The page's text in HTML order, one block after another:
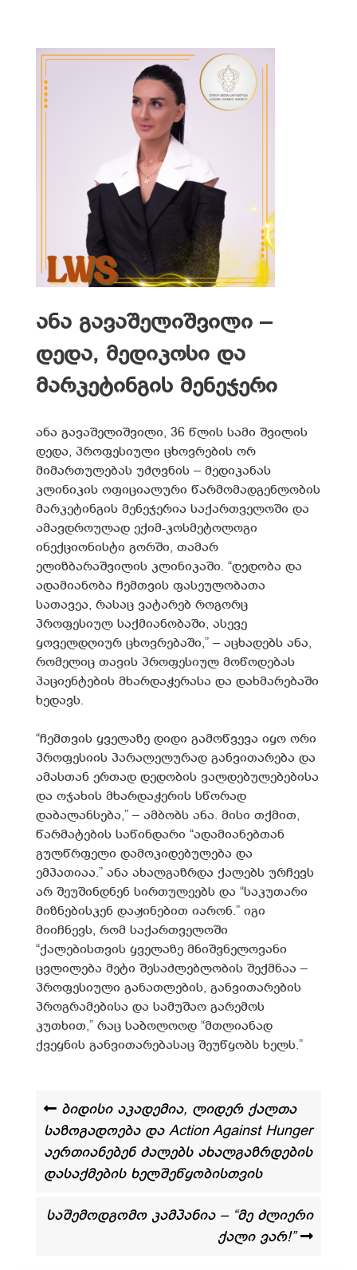
ანა გავაშელიშვილი –
დედა, მედიკოსი და
მარკეტინგის მენეჯერი
ანა გავაშელიშვილი, 36 წლის სამი შვილის
დედა, პროფესიული ცხოვრების ორ
მიმართულებას უძღვნის – მედიკანას
კლინიკის ოფიციალური წარმომადგენლობის
მარკეტინგის მენეჯერია საქართველოში და
ამავდროულად ექიმ-კოსმეტოლოგი
ინექციონისტი გორში, თამარ
ელიზბარაშვილის კლინიკაში. “დედობა და
ადამიანობა ჩემთვის ფასეულობათა
სათავეა, რასაც ვატარებ როგორც
პროფესიულ საქმიანობაში, ასევე
ყოველდღიურ ცხოვრებაში,” – აცხადებს ანა,
რომელიც თავის პროფესიულ მოწოდებას
პაციენტების მხარდაჭერასა და დახმარებაში
ხედავს.
“ჩემთვის ყველაზე დიდი გამოწვევა იყო ორი
პროფესიის პარალელურად განვითარება და
ამასთან ერთად დედობის ვალდებულებებისა
და ოჯახის მხარდაჭერის სწორად
დაბალანსება,” – ამბობს ანა. მისი თქმით,
წარმატების საწინდარი “ადამიანებთან
გულწრფელი დამოკიდებულება და
ემპათიაა.” ანა ახალგაზრდა ქალებს ურჩევს
არ შეუშინდნენ სირთულეებს და “საკუთარი
მიზნებისკენ დაჟინებით იარონ.” იგი
მიიჩნევს, რომ საქართველოში
“ქალებისთვის ყველაზე მნიშვნელოვანი
ცვლილება მეტი შესაძლებლობის შექმნაა –
პროფესიული განათლების, განვითარების
პროგრამებისა და სამუშაო გარემოს
კუთხით,” რაც საბოლოოდ “მთლიანად
ქვეყნის განვითარებასაც შეუწყობს ხელს.”
ბიდისი აკადემია, ლიდერ ქალთა
საზოგადოება და Action Against Hunger
აერთიანებენ ძალებს ახალგაზრდების
დასაქმების ხელშეწყობისთვის
საშემოდგომო კამპანია – “მე ძლიერი
ქალი ვარ!”